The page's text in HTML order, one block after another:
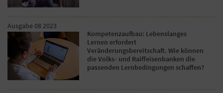
Ausgabe 08 2023
Kompetenzaufbau: Lebenslanges
Lernen erfordert
Veränderungsbereitschaft. Wie können
die Volks- und Raiffeisenbanken die
passenden Lernbedingungen schaffen?